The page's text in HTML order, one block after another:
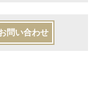
問い合わせ